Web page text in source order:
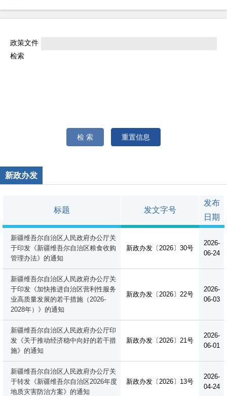
政策文件
检索
检 索 重置信息
新政办发
标题 发文字号
发布
日期
新疆维吾尔自治区人民政府办公厅关
于印发《新疆维吾尔自治区粮食收购
管理办法》的通知
新政办发〔2026〕30号
2026-
06-24
新疆维吾尔自治区人民政府办公厅关
于印发《加快推进自治区营利性服务
业高质量发展的若干措施（2026-
2028年）》的通知
新政办发〔2026〕22号
2026-
06-03
新疆维吾尔自治区人民政府办公厅印
发《关于推动经济稳中向好的若干措
施》的通知
新政办发〔2026〕21号
2026-
06-01
新疆维吾尔自治区人民政府办公厅关
于转发《新疆维吾尔自治区2026年度
地质灾害防治方案》的通知
新政办发〔2026〕13号
2026-
04-24